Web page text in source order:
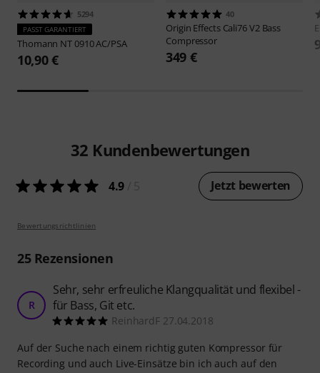
5294
PASST GARANTIERT
Thomann NT 0910 AC/PSA
10,90 €
40
Origin Effects Cali76 V2 Bass
Compressor
349 €
32 Kundenbewertungen
4.9 Jetzt bewerten
Bewertungsrichtlinien
25Rezensionen
R
Sehr, sehr erfreuliche Klangqualität und flexibel -
für Bass, Git etc.
ReinhardF 27.04.2018
Auf der Suche nach einem richtig guten Kompressor für
Recording und auch Live-Einsätze bin ich auch auf den